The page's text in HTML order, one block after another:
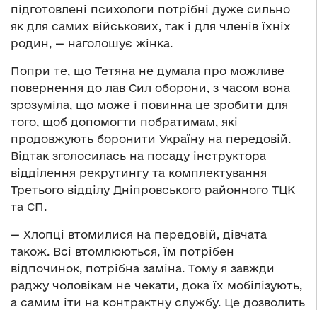
підготовлені психологи потрібні дуже сильно
як для самих військових, так і для членів їхніх
родин, — наголошує жінка.
Попри те, що Тетяна не думала про можливе
повернення до лав Сил оборони, з часом вона
зрозуміла, що може і повинна це зробити для
того, щоб допомогти побратимам, які
продовжують боронити Україну на передовій.
Відтак зголосилась на посаду інструктора
відділення рекрутингу та комплектування
Третього відділу Дніпровського районного ТЦК
та СП.
— Хлопці втомилися на передовій, дівчата
також. Всі втомлюються, їм потрібен
відпочинок, потрібна заміна. Тому я завжди
раджу чоловікам не чекати, дока їх мобілізують,
а самим іти на контрактну службу. Це дозволить